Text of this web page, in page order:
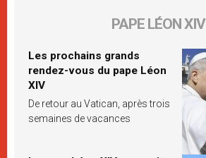
PAPE LÉON XIV
Les prochains grands
rendez-vous du pape Léon
XIV
De retour au Vatican, après trois
semaines de vacances